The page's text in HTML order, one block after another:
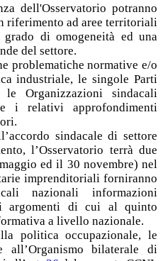
dell'Osservatorio potranno
riferimento ad aree territoriali
di omogeneità ed una
del settore.
problematiche normative e/o
industriale, le singole Parti
Organizzazioni sindacali
i relativi approfondimenti
sindacale di settore
l’Osservatorio terrà due
ed il 30 novembre) nel
imprenditoriali forniranno
nazionali informazioni
argomenti di cui al quinto
a livello nazionale.
politica occupazionale, le
bilaterale di